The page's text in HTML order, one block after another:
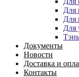
Для
Для
Для
Документы
Новости
Доставка и
Контакты